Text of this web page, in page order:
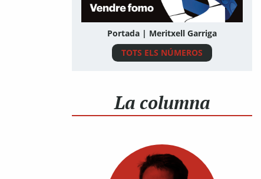
Portada | Meritxell Garriga
TOTS ELS NÚMEROS
La columna